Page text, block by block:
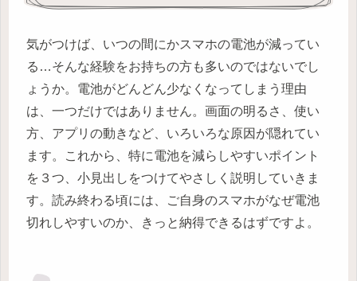
気がつけば、いつの間にかスマホの電池が減ってい
る…そんな経験をお持ちの方も多いのではないでし
ょうか。電池がどんどん少なくなってしまう理由
は、一つだけではありません。画面の明るさ、使い
方、アプリの動きなど、いろいろな原因が隠れてい
ます。これから、特に電池を減らしやすいポイント
を３つ、小見出しをつけてやさしく説明していきま
す。読み終わる頃には、ご自身のスマホがなぜ電池
切れしやすいのか、きっと納得できるはずですよ。